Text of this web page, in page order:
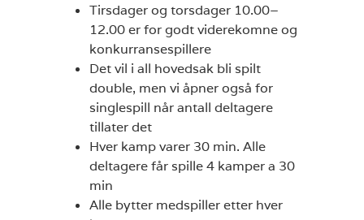
Tirsdager og torsdager 10.00–
12.00 er for godt viderekomne og
konkurransespillere
Det vil i all hovedsak bli spilt
double, men vi åpner også for
singlespill når antall deltagere
tillater det
Hver kamp varer 30 min. Alle
deltagere får spille 4 kamper a 30
min
Alle bytter medspiller etter hver